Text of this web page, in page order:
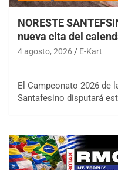
NORESTE
nueva cita del
4 agosto, 2026 E-Kart
El Campeonato 2026 de
Santafesino disputará